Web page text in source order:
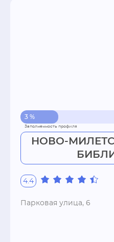
3 %
НОВО-
4.4
Парковая улица, 6